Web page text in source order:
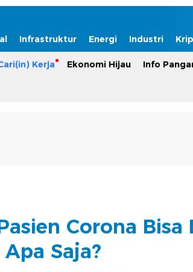
Infrastruktur Energi Industri
Kerja Ekonomi Hijau Info
Corona Bisa
Apa Saja?